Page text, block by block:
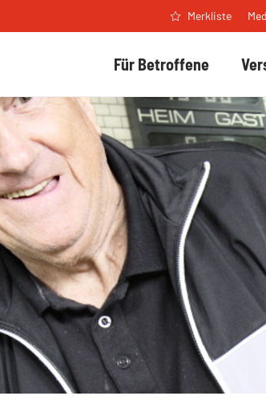
Für Betroffene
Merkliste